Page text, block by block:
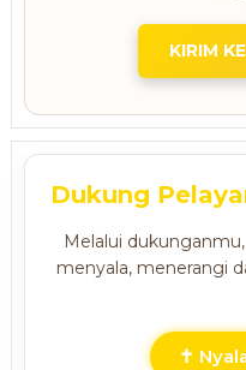
KIRIM
Dukung
Melalui
menyala, menerangi
✝